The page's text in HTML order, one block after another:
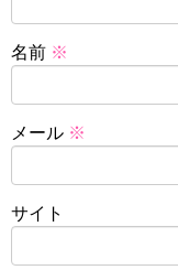
名前 ※
メール ※
サイト